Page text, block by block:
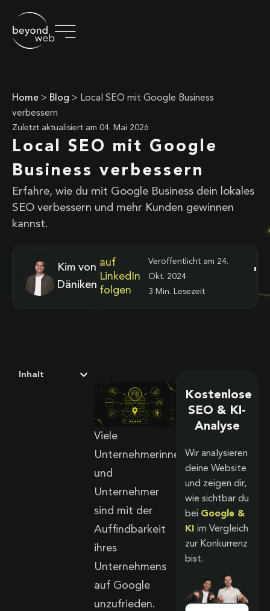
Home > Blog > Local SEO mit Google Business
verbessern
Zuletzt aktualisiert am 04. Mai 2026
Local SEO mit Google
Business verbessern
Erfahre, wie du mit Google Business dein lokales
SEO verbessern und mehr Kunden gewinnen
kannst.
Kim von
Däniken
auf
LinkedIn
folgen
Veröffentlicht am 24.
Okt. 2024
3 Min. Lesezeit
Inhalt
Viele
Unternehmerinnen
und
Unternehmer
sind mit der
Auffindbarkeit
ihres
Unternehmens
auf Google
unzufrieden.
Kostenlose
SEO & KI-
Analyse
Wir analysieren
deine Website
und zeigen dir,
wie sichtbar du
bei Google &
KI im Vergleich
zur Konkurrenz
bist.